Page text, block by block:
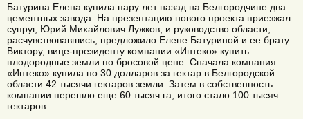
Батурина Елена купила пару лет назад на Белгородчине два
цементных завода. На презентацию нового проекта приезжал
супруг, Юрий Михайлович Лужков, и руководство области,
расчувствовавшись, предложило Елене Батуриной и ее брату
Виктору, вице-президенту компании «Интеко» купить
плодородные земли по бросовой цене. Сначала компания
«Интеко» купила по 30 долларов за гектар в Белгородской
области 42 тысячи гектаров земли. Затем в собственность
компании перешло еще 60 тысяч га, итого стало 100 тысяч
гектаров.